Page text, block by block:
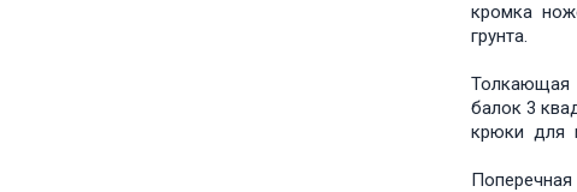
кромка
грунта.
балок 3
крюки для